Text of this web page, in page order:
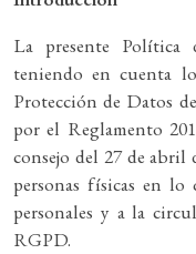
La presente Política
teniendo en cuenta
Protección de Datos
por el Reglamento
consejo del 27 de abril
personas físicas en lo
personales y a la
RGPD.